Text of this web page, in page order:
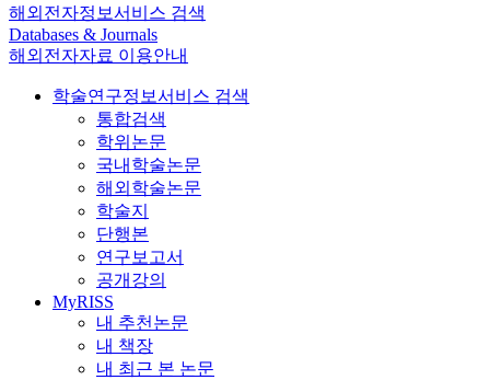
해외전자정보서비스 검색
Databases & Journals
해외전자자료 이용안내
학술연구정보서비스 검색
통합검색
학위논문
국내학술논문
해외학술논문
학술지
단행본
연구보고서
공개강의
MyRISS
내 추천논문
내 책장
내 최근 본 논문